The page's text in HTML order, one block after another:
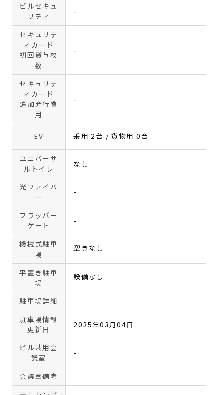
ビルセキュ
リティ
-
セキュリテ
ィカード
初回貸与枚
数
-
セキュリテ
ィカード
追加発行費
用
-
EV 乗用 2台 / 貨物用 0台
ユニバーサ
ルトイレ
なし
光ファイバ
ー
-
フラッパー
ゲート
-
機械式駐車
場
空きなし
平置き駐車
場
設備なし
駐車場詳細
駐車場情報
更新日
2025年03月04日
ビル共用会
議室
-
会議室備考